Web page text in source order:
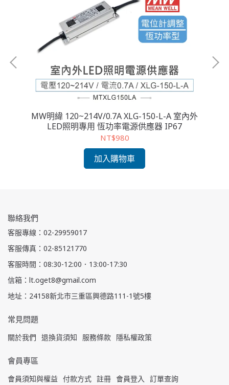
MW明緯 120~214V/0.7A XLG-150-L-A 室內外
LED照明專用 恆功率電源供應器 IP67
NT$980
加入購物車
聯絡我們
客服專線：02-29959017
客服傳真：02-85121770
客服時間：08:30-12:00．13:00-17:30
信箱：lt.oget8@gmail.com
地址：24158新北市三重區興德路111-1號5樓
常見問題
關於我們 退換貨須知 服務條款 隱私權政策
會員專區
會員須知與權益 付款方式 註冊 會員登入 訂單查詢